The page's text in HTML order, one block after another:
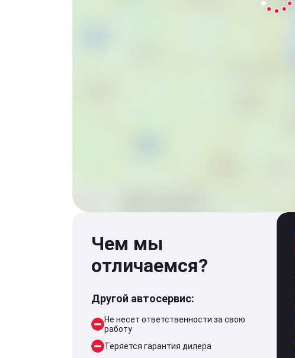
Чем мы
отличаемся?
Другой автосервис:
Не несет ответственности за свою
работу
Теряется гарантия дилера